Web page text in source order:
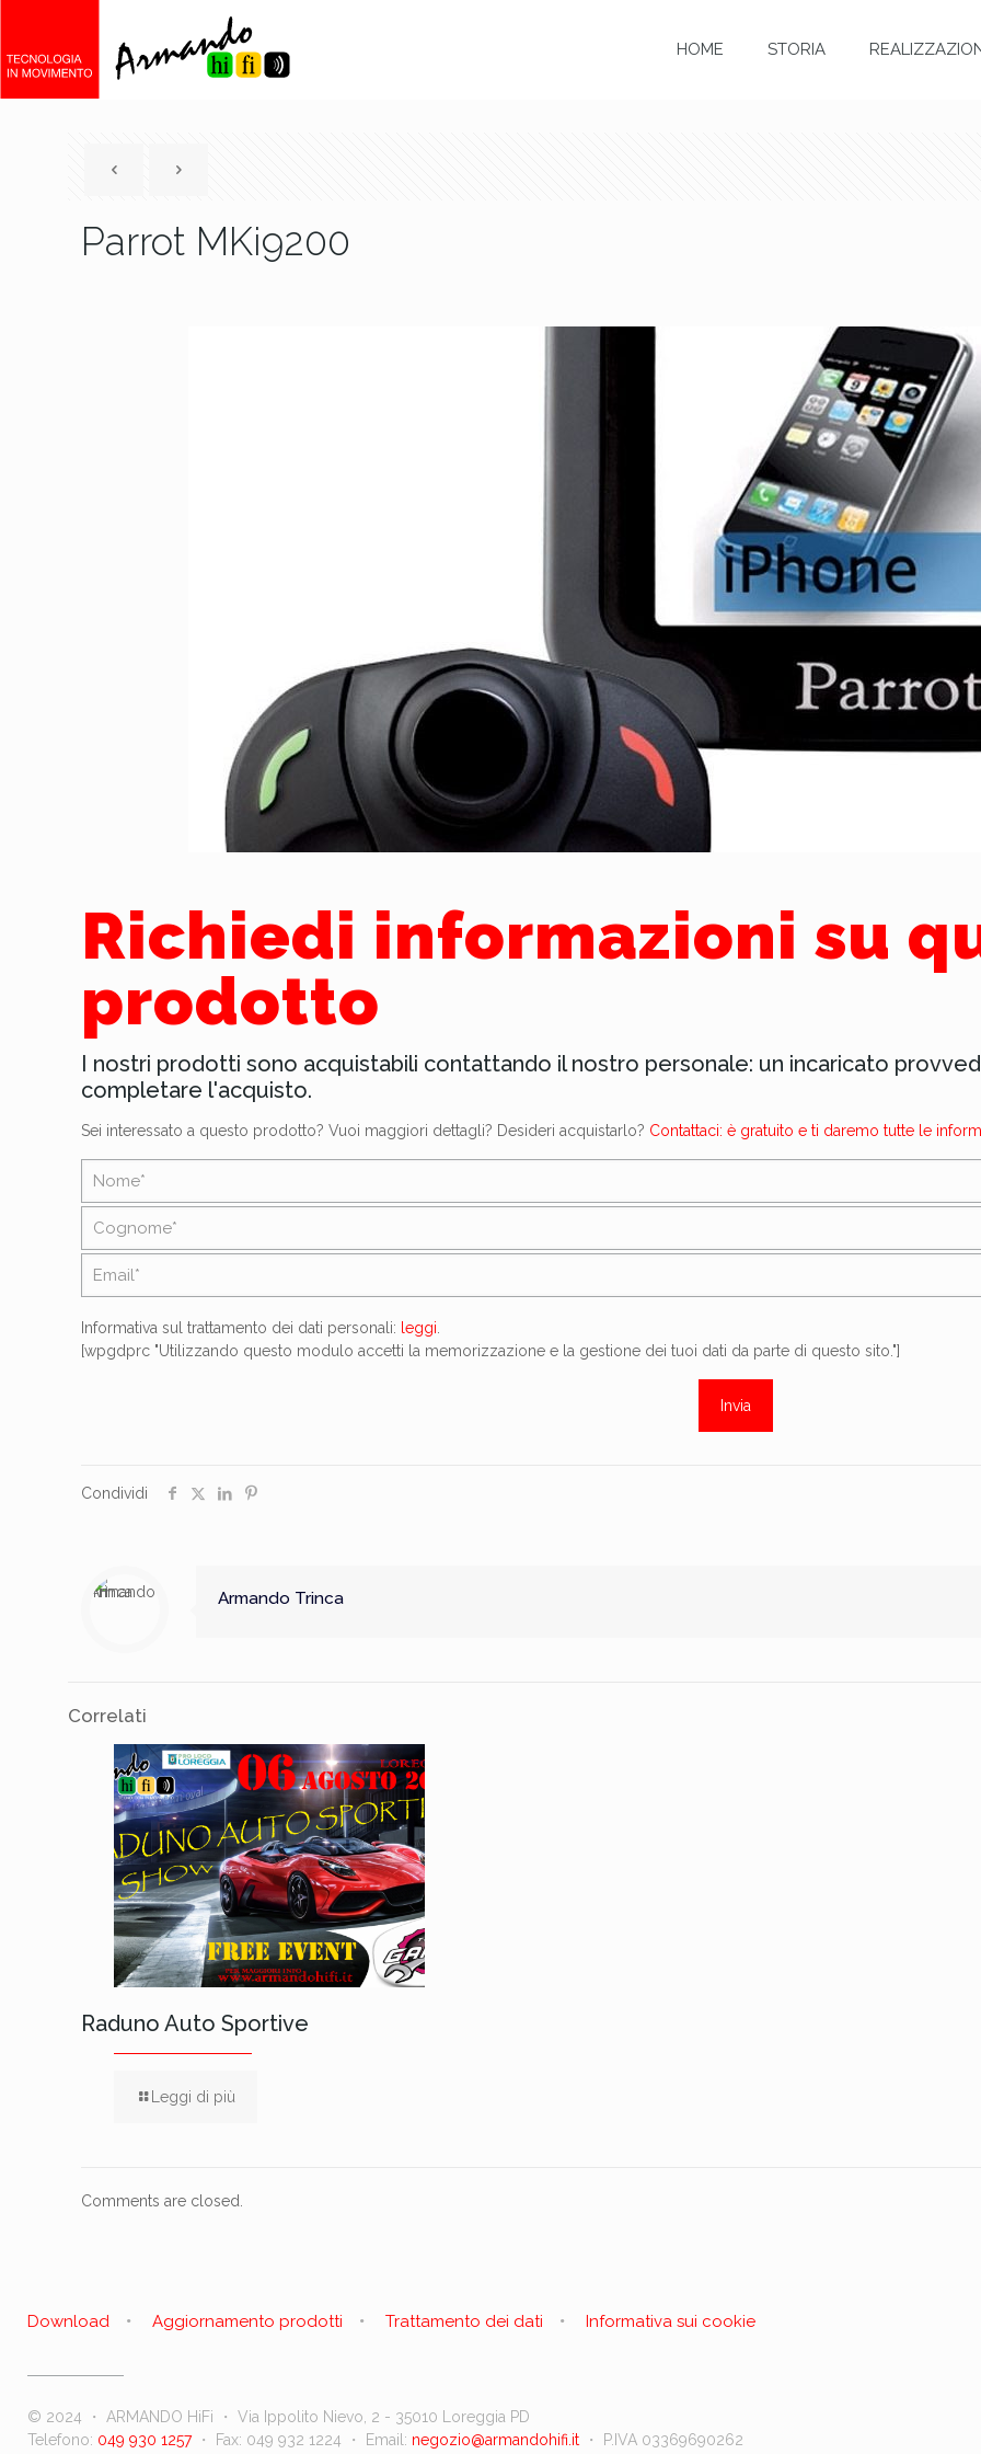
HOME STORIA
Parrot MKi9200
Richiedi informazioni su
prodotto
I nostri prodotti sono acquistabili contattando il nostro personale: un incaricato
completare l'acquisto.
Sei interessato a questo prodotto? Vuoi maggiori dettagli? Desideri acquistarlo? Contattaci: è gratuito e ti daremo tutte le
Informativa sul trattamento dei dati personali: leggi
[wpgdprc "Utilizzando questo modulo accetti la memorizzazione e la gestione dei tuoi dati da parte di questo sito."]
Condividi
Armando Trinca
Correlati
Raduno Auto Sportive
Leggi di più
Comments are closed.
Download Aggiornamento prodotti Trattamento dei dati Informativa sui cookie
© 2024 ・ ARMANDO HiFi ・ Via Ippolito Nievo, 2 - 35010 Loreggia PD
Telefono: 049 930 1257・ Fax: 049 932 1224 ・ Email: negozio@armandohifi.it ・ P.IVA 03369690262